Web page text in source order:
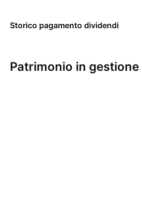
Storico pagamento dividendi
Patrimonio in gestione